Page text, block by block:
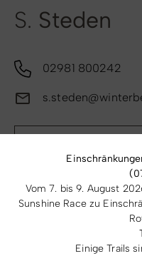
Vom 7. bis 9. August
Sunshine Race zu
Einige Trails
S. Steden
02981 800242